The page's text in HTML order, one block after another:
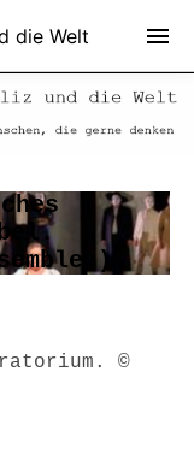
©
die Welt